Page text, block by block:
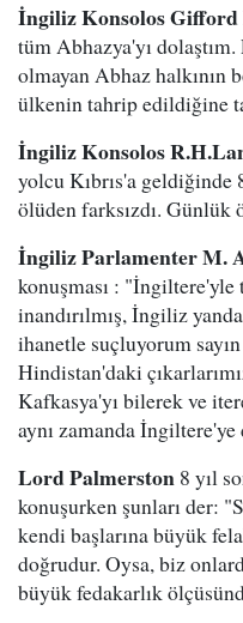
İngiliz Konsolos Gifford
tüm Abhazya'yı
olmayan Abhaz halkının
ülkenin tahrip edildiğine
İngiliz Konsolos
yolcu Kıbrıs'a
ölüden farksızdı. Günlük
İngiliz Parlamenter M.
konuşması :
inandırılmış, İngiliz
ihanetle suçluyorum
Hindistan'daki
Kafkasya'yı bilerek ve
aynı zamanda
Lord Palmerston 8 yıl
konuşurken şunları der:
kendi başlarına büyük
doğrudur. Oysa, biz
büyük fedakarlık